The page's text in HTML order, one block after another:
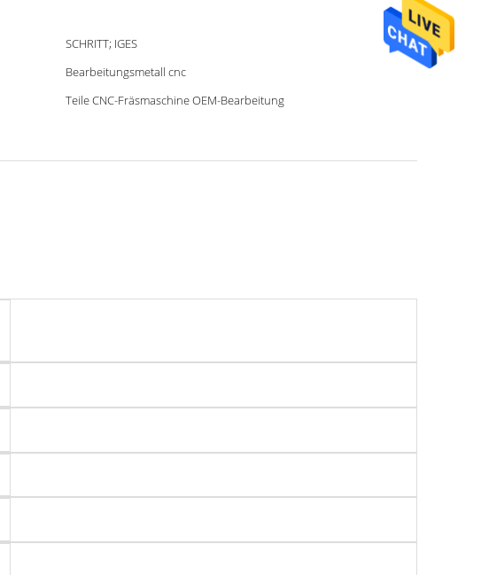
SCHRITT; IGES
Bearbeitungsmetall cnc
Teile CNC-Fräsmaschine OEM-Bearbeitung